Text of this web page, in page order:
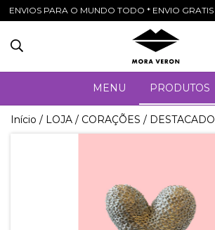
ENVIOS PARA O MUNDO TODO * ENVIO
MENU PRODUTOS
Início / LOJA / CORAÇÕES /